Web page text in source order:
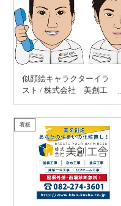
似顔絵キャラクターイラ
スト / 株式会社 美創工
看板